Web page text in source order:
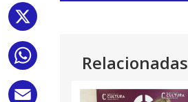
WhatsApp
audio
Relacionadas